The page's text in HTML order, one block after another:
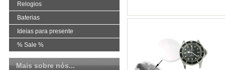
Relogios
Baterias
Ideias para presente
% Sale %
Mais sobre nós...